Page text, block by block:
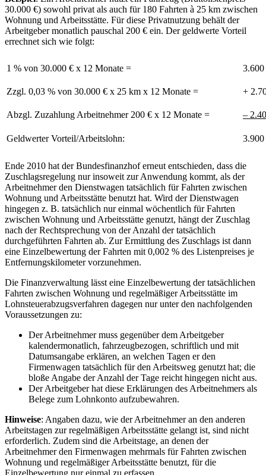
30.000 €) sowohl privat als auch für 180 Fahrten à 25 km zwischen
Wohnung und Arbeitsstätte. Für diese Privatnutzung behält der
Arbeitgeber monatlich pauschal 200 € ein. Der geldwerte Vorteil
errechnet sich wie folgt:
1 % von 30.000 € x 12 Monate = 3.600
Zzgl. 0,03 % von 30.000 € x 25 km x 12 Monate = +
Abzgl. Zuzahlung Arbeitnehmer 200 € x 12 Monate = –
Geldwerter Vorteil/Arbeitslohn: 3.900
Ende 2010 hat der Bundesfinanzhof erneut entschieden, dass die
Zuschlagsregelung nur insoweit zur Anwendung kommt, als der
Arbeitnehmer den Dienstwagen tatsächlich für Fahrten zwischen
Wohnung und Arbeitsstätte benutzt hat. Wird der Dienstwagen
hingegen z. B. tatsächlich nur einmal wöchentlich für Fahrten
zwischen Wohnung und Arbeitsstätte genutzt, hängt der Zuschlag
nach der Rechtsprechung von der Anzahl der tatsächlich
durchgeführten Fahrten ab. Zur Ermittlung des Zuschlags ist dann
eine Einzelbewertung der Fahrten mit 0,002 % des Listenpreises je
Entfernungskilometer vorzunehmen.
Die Finanzverwaltung lässt eine Einzelbewertung der tatsächlichen
Fahrten zwischen Wohnung und regelmäßiger Arbeitsstätte im
Lohnsteuerabzugsverfahren dagegen nur unter den nachfolgenden
Voraussetzungen zu:
Der Arbeitnehmer muss gegenüber dem Arbeitgeber
kalendermonatlich, fahrzeugbezogen, schriftlich und mit
Datumsangabe erklären, an welchen Tagen er den
Firmenwagen tatsächlich für den Arbeitsweg genutzt hat; die
bloße Angabe der Anzahl der Tage reicht hingegen nicht aus.
Der Arbeitgeber hat diese Erklärungen des Arbeitnehmers als
Belege zum Lohnkonto aufzubewahren.
Hinweise: Angaben dazu, wie der Arbeitnehmer an den anderen
Arbeitstagen zur regelmäßigen Arbeitsstätte gelangt ist, sind nicht
erforderlich. Zudem sind die Arbeitstage, an denen der
Arbeitnehmer den Firmenwagen mehrmals für Fahrten zwischen
Wohnung und regelmäßiger Arbeitsstätte benutzt, für die
Einzelbewertung nur einmal zu erfassen.